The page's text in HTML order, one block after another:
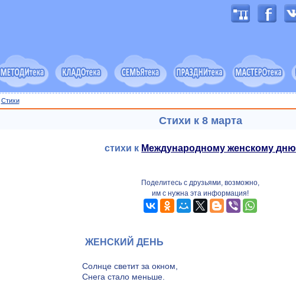
Cтихи
Стихи к 8 марта
стихи к Международному женскому дню
Поделитесь с друзьями, возможно,
им с нужна эта информация!
ЖЕНСКИЙ ДЕНЬ
Солнце светит за окном,
Снега стало меньше.